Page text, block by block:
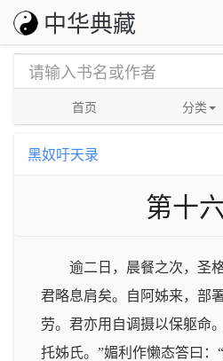
中华典藏
首页 分类
黑奴吁天录
第十
逾二日，晨餐之次，圣
君略息肩矣。自阿姊来，部
劳。君亦用自调摄以保躯命
托姊氏。”媚利作懒态答曰：